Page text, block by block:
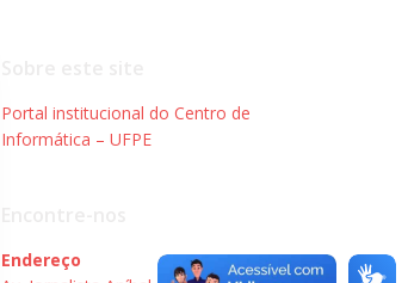
Portal institucional do Centro de
Informática – UFPE
Endereço